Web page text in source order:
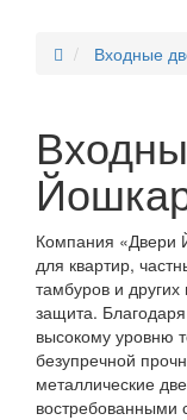
Входные
Компания «Двери
для квартир,
тамбуров и
защита.
высокому уровню
безупречной
металлические
востребованными